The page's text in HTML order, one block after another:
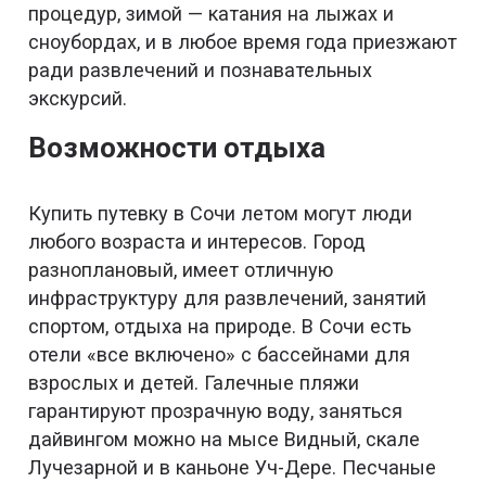
процедур, зимой — катания на лыжах и
сноубордах, и в любое время года приезжают
ради развлечений и познавательных
экскурсий.
Возможности отдыха
Купить путевку в Сочи летом могут люди
любого возраста и интересов. Город
разноплановый, имеет отличную
инфраструктуру для развлечений, занятий
спортом, отдыха на природе. В Сочи есть
отели «все включено» с бассейнами для
взрослых и детей. Галечные пляжи
гарантируют прозрачную воду, заняться
дайвингом можно на мысе Видный, скале
Лучезарной и в каньоне Уч-Дере. Песчаные